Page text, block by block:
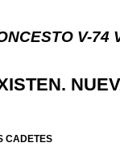
74 VILLENA
CADETES